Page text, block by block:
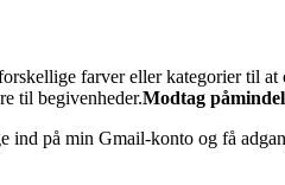
farver eller kategorier til at
til begivenheder.Modtag
ind på min Gmail-konto og få